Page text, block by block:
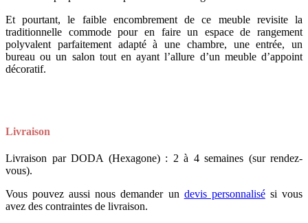
Et pourtant, le faible encombrement de ce meuble revisite la
traditionnelle commode pour en faire un espace de rangement
polyvalent parfaitement adapté à une chambre, une entrée, un
bureau ou un salon tout en ayant l’allure d’un meuble d’appoint
décoratif.
Livraison
Livraison par DODA (Hexagone) : 2 à 4 semaines (sur rendez-
vous).
Vous pouvez aussi nous demander un devis personnalisési vous
avez des contraintes de livraison.